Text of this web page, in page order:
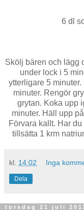
6 dl
Skölj bären och lägg
under lock i 5
ytterligare 5
minuter. Rengör
grytan. Koka upp
minuter. Häll upp
Förvara kallt. Har
tillsätta 1 krm
kl. 14:02 Inga
Dela
torsdag 21 juli